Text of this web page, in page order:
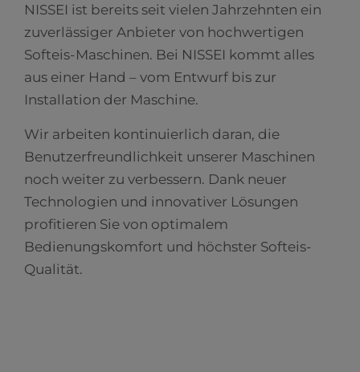
NISSEI ist bereits seit vielen Jahrzehnten ein
zuverlässiger Anbieter von hochwertigen
Softeis-Maschinen. Bei NISSEI kommt alles
aus einer Hand – vom Entwurf bis zur
Installation der Maschine.
Wir arbeiten kontinuierlich daran, die
Benutzerfreundlichkeit unserer Maschinen
noch weiter zu verbessern. Dank neuer
Technologien und innovativer Lösungen
profitieren Sie von optimalem
Bedienungskomfort und höchster Softeis-
Qualität.